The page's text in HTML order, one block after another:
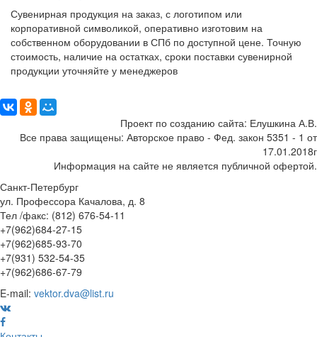
Сувенирная продукция на заказ, с логотипом или
корпоративной символикой, оперативно изготовим на
собственном оборудовании в СПб по доступной цене. Точную
стоимость, наличие на остатках, сроки поставки сувенирной
продукции уточняйте у менеджеров
Проект по созданию сайта: Елушкина А.В.
Все права защищены: Авторское право - Фед. закон 5351 - 1 от
17.01.2018г
Информация на сайте не является публичной офертой.
Санкт-Петербург
ул. Профессора Качалова, д. 8
Тел /факс: (812) 676-54-11
+7(962)684-27-15
+7(962)685-93-70
+7(931) 532-54-35
+7(962)686-67-79
E-mail: vektor.dva@list.ru